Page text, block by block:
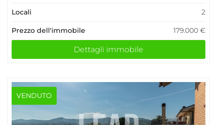
Locali 2
Prezzo dell'immobile 179.000 €
Dettagli immobile
VENDUTO